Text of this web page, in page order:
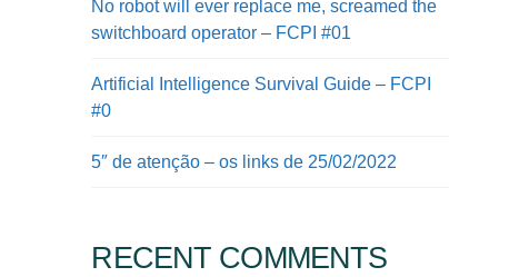
No robot will ever replace me, screamed the
switchboard operator – FCPI #01
Artificial Intelligence Survival Guide – FCPI
#0
5″ de atenção – os links de 25/02/2022
RECENT COMMENTS